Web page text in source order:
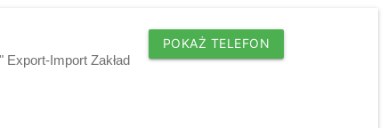
Export-Import Zakład
POKAŻ TELEFON